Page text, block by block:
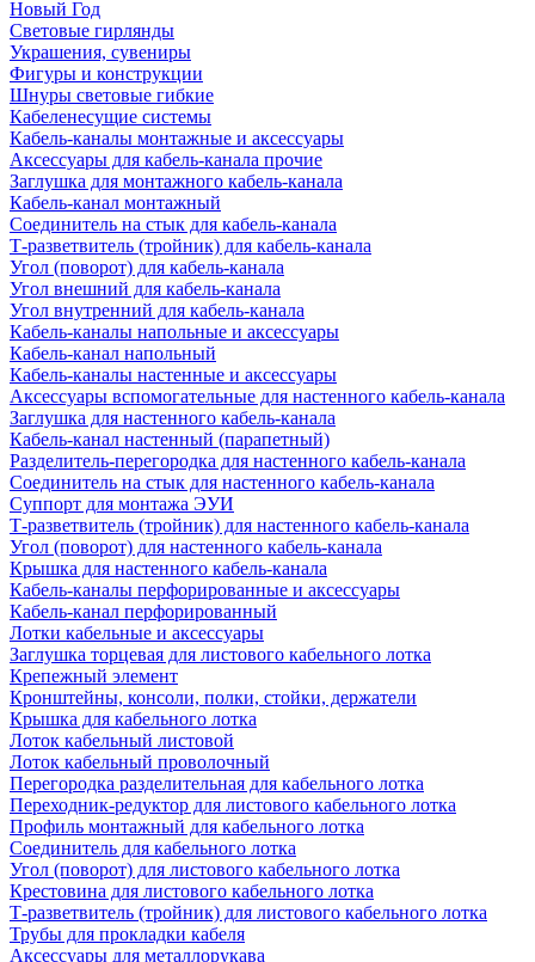
Новый Год
Световые гирлянды
Украшения, сувениры
Фигуры и конструкции
Шнуры световые гибкие
Кабеленесущие системы
Кабель-каналы монтажные и аксессуары
Аксессуары для кабель-канала прочие
Заглушка для монтажного кабель-канала
Кабель-канал монтажный
Соединитель на стык для кабель-канала
Т-разветвитель (тройник) для кабель-канала
Угол (поворот) для кабель-канала
Угол внешний для кабель-канала
Угол внутренний для кабель-канала
Кабель-каналы напольные и аксессуары
Кабель-канал напольный
Кабель-каналы настенные и аксессуары
Аксессуары вспомогательные для настенного кабель-канала
Заглушка для настенного кабель-канала
Кабель-канал настенный (парапетный)
Разделитель-перегородка для настенного кабель-канала
Соединитель на стык для настенного кабель-канала
Суппорт для монтажа ЭУИ
Т-разветвитель (тройник) для настенного кабель-канала
Угол (поворот) для настенного кабель-канала
Крышка для настенного кабель-канала
Кабель-каналы перфорированные и аксессуары
Кабель-канал перфорированный
Лотки кабельные и аксессуары
Заглушка торцевая для листового кабельного лотка
Крепежный элемент
Кронштейны, консоли, полки, стойки, держатели
Крышка для кабельного лотка
Лоток кабельный листовой
Лоток кабельный проволочный
Перегородка разделительная для кабельного лотка
Переходник-редуктор для листового кабельного лотка
Профиль монтажный для кабельного лотка
Соединитель для кабельного лотка
Угол (поворот) для листового кабельного лотка
Крестовина для листового кабельного лотка
Т-разветвитель (тройник) для листового кабельного лотка
Трубы для прокладки кабеля
Аксессуары для металлорукава